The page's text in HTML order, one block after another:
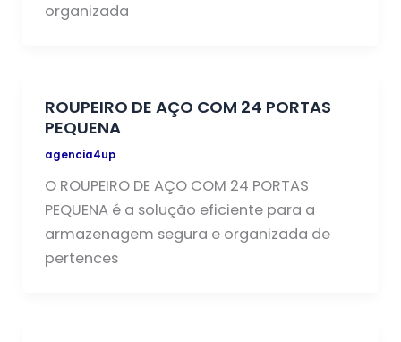
organizada
ROUPEIRO DE AÇO COM 24 PORTAS
PEQUENA
agencia4up
O ROUPEIRO DE AÇO COM 24 PORTAS
PEQUENA é a solução eficiente para a
armazenagem segura e organizada de
pertences